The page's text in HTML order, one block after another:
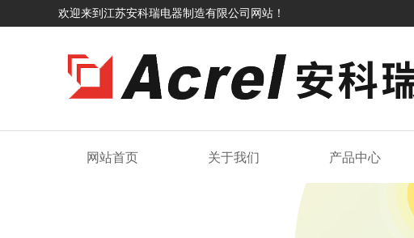
欢迎来到江苏安科瑞电器制造有限公司网站！
网站首页 关于我们 产品中心